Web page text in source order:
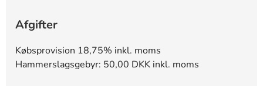
Afgifter
Købsprovision 18,75% inkl. moms
Hammerslagsgebyr: 50,00 DKK inkl. moms